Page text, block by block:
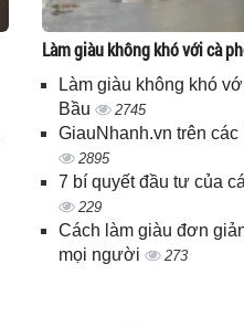
Làm giàu không khó với cà
Làm giàu không khó
Bầu
2745
GiauNhanh.vn trên các
2895
7 bí quyết đầu tư của
229
Cách làm giàu đơn
mọi người
273